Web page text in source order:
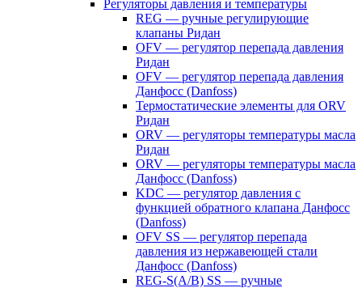
Регуляторы давления и температуры
REG — ручные регулирующие
клапаны Ридан
OFV — регулятор перепада давления
Ридан
OFV — регулятор перепада давления
Данфосс (Danfoss)
Термостатические элементы для ORV
Ридан
ORV — регуляторы температуры масла
Ридан
ORV — регуляторы температуры масла
Данфосс (Danfoss)
KDC — регулятор давления с
функцией обратного клапана Данфосс
(Danfoss)
OFV SS — регулятор перепада
давления из нержавеющей стали
Данфосс (Danfoss)
REG-S(A/B) SS — ручные